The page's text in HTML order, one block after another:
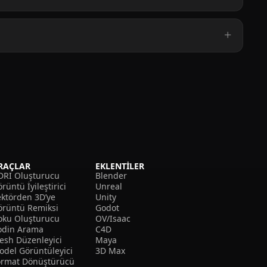
Oluşturucu
İyileştirici
3D’ye
Remiksi
Oluşturucu
Arama
Düzenleyici
Görüntüleyici
Dönüştürücü
EKLENTILER
Blender
Unreal
Unity
Godot
OV/Isaac
C4D
Maya
3D Max